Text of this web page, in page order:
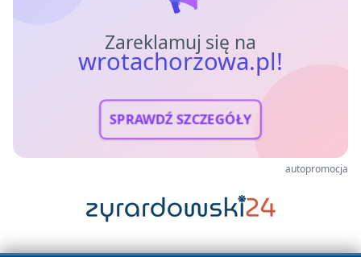
Zareklamuj się na
wrotachorzowa.pl!
SPRAWDŹ SZCZEGÓŁY
autopromocja